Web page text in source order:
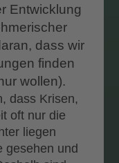
Entwicklung
dass wir
finden
wollen).
dass Krisen,
oft nur die
liegen
gesehen und